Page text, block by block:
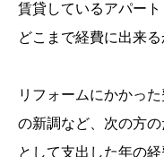
賃貸しているアパー
どこまで経費に出来る
リフォームにかかっ
の新調など、次の方
として支出した年の経